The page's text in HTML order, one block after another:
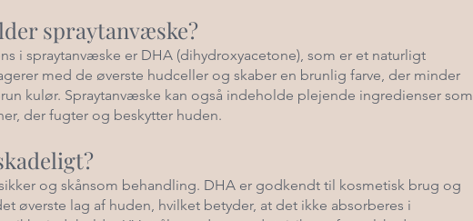
spraytanvæske?
i spraytanvæske er DHA (dihydroxyacetone), som er et naturligt
med de øverste hudceller og skaber en brunlig farve, der minder
kulør. Spraytanvæske kan også indeholde plejende ingredienser som
der fugter og beskytter huden.
og skånsom behandling. DHA er godkendt til kosmetisk brug og
øverste lag af huden, hvilket betyder, at det ikke absorberes i